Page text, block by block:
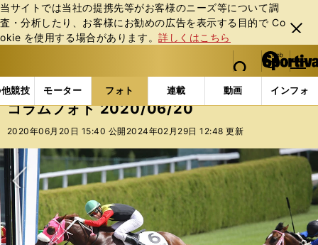
当サイトでは当社の提携先等がお客様のニーズ等について調
査・分析したり、お客様にお勧めの広告を表⽰する⽬的で Co
okie を使⽤する場合があります。詳しくはこちら
閉じ
る
web Sportiva (webスポルティーバ)
検索
マイペ
ー
ジ
メニュ
競技 モーター フォト 連載 動画 インフォ
b
ス
ポ
ル
ィ
ー
バ
フォトギャラリー コラムフォト コラムフォト
コラムフォト 2020/06/20
2020年06月20日 15:40 公開 2024年02月29日 12:48 更新
次へ